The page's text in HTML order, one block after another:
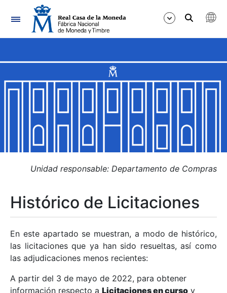
Navegación
Mostrar/Ocultar
Mostrar/Ocultar
Mostrar/Ocultar
Mostrar/Ocultar
Mostrar/Ocultar
Mostrar/Ocultar
Unidad responsable: Departamento de Compras
Histórico de Licitaciones
En este apartado se muestran, a modo de histórico,
las licitaciones que ya han sido resueltas, así como
las adjudicaciones menos recientes:
A partir del 3 de mayo de 2022, para obtener
información respecto a Licitaciones en curso y